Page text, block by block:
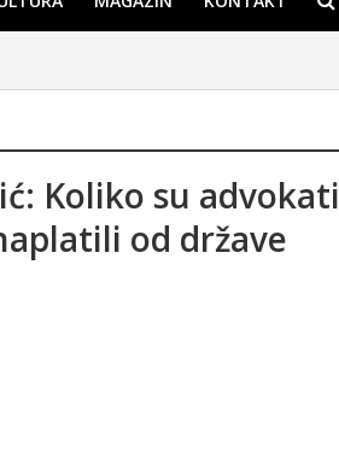
Koliko su advokati
od države